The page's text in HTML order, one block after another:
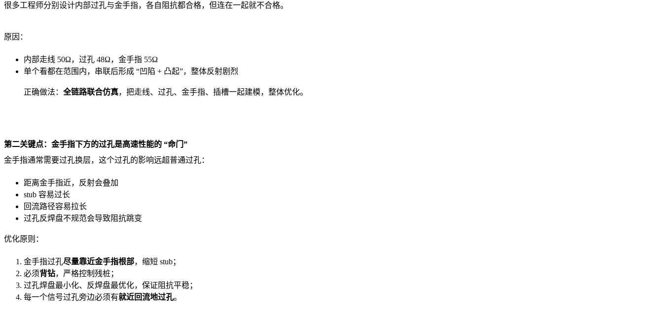
很多工程师分别设计内部过孔与金手指，各自阻抗都合格，但连在一起就不合格。
原因：
内部走线 50Ω，过孔 48Ω，金手指 55Ω
单个看都在范围内，串联后形成 “凹陷 + 凸起”，整体反射剧烈
正确做法： 全链路联合仿真，把走线、过孔、金手指、插槽一起建模，整体优化。
第二关键点：金手指下方的过孔是高速性能的 “命门”
金手指通常需要过孔换层，这个过孔的影响远超普通过孔：
距离金手指近，反射会叠加
stub 容易过长
回流路径容易拉长
过孔反焊盘不规范会导致阻抗跳变
优化原则：
金手指过孔尽量靠近金手指根部，缩短 stub；
必须背钻，严格控制残桩；
过孔焊盘最小化、反焊盘最优化，保证阻抗平稳；
每一个信号过孔旁边必须有就近回流地过孔。